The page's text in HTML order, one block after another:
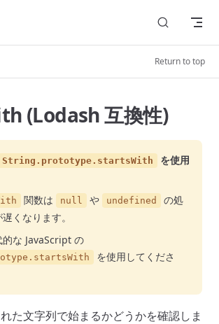
Return to top
(Lodash 互換性)
String.prototype.startsWith
を使用
関数は null や undefined
の処
くなります。
な JavaScript の
を使用してくださ
た文字列で始まるかどうかを確認しま